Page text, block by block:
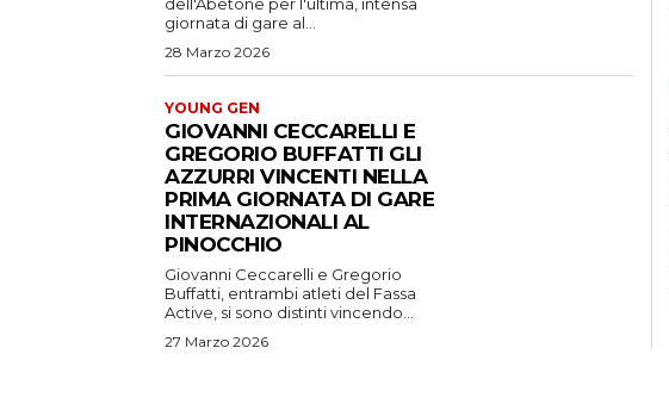
giornata di gare al...
28 Marzo 2026
YOUNG GEN
GIOVANNI CECCARELLI E
GREGORIO BUFFATTI GLI
AZZURRI VINCENTI NELLA
PRIMA GIORNATA DI GARE
INTERNAZIONALI AL
PINOCCHIO
Giovanni Ceccarelli e Gregorio
Buffatti, entrambi atleti del Fassa
Active, si sono distinti vincendo...
27 Marzo 2026